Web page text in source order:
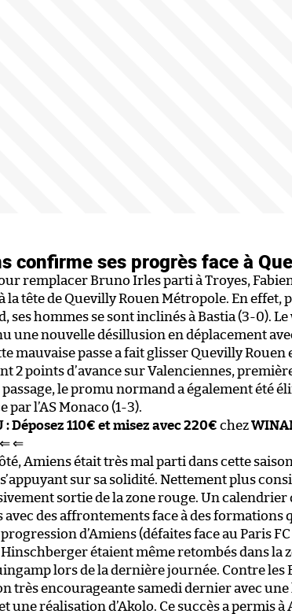
confirme ses progrès face à
remplacer Bruno Irles parti à Troyes,
la tête de Quevilly Rouen Métropole. En effet,
ses hommes se sont inclinés à Bastia (3-0).
une nouvelle désillusion en déplacement
mauvaise passe a fait glisser Quevilly Rouen
2 points d’avance sur Valenciennes,
le promu normand a également été
par l’AS Monaco (1-3).
: Déposez 110€ et misez avec 220€ chez
⇐ ⇐
Amiens était très mal parti dans cette
sur sa solidité. Nettement plus
sortie de la zone rouge. Un
avec des affrontements face à des
d’Amiens (défaites face au Paris
étaient même retombés dans la
lors de la dernière journée. Contre
très encourageante samedi dernier avec
une réalisation d’Akolo. Ce succès a permis